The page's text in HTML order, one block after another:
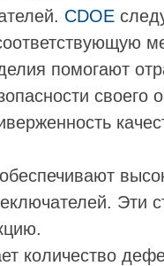
CDOE
помогают
своего
Эти
количество